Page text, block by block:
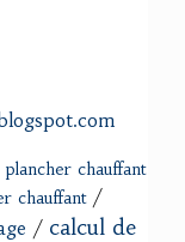
chauffant
chauffant/
/ calcul de